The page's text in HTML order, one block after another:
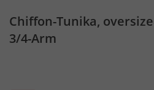
Chiffon-Tunika,
3/4-Arm